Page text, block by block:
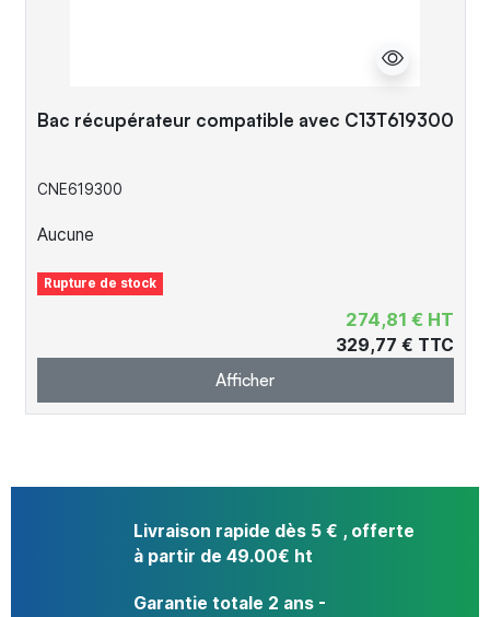
Bac récupérateur compatible avec C13T619300
CNE619300
Aucune
Rupture de stock
274,81 € HT
329,77 € TTC
Afficher
Livraison rapide dès 5 € , offerte
à partir de 49.00€ ht
Garantie totale 2 ans -